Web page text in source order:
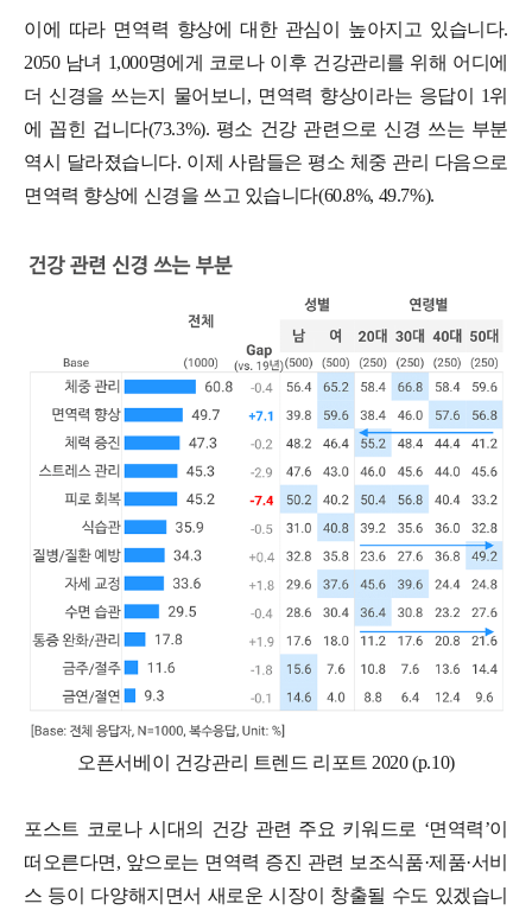
이에 따라 면역력 향상에 대한 관심이 높아지고 있습니다.
2050 남녀 1,000명에게 코로나 이후 건강관리를 위해 어디에
더 신경을 쓰는지 물어보니, 면역력 향상이라는 응답이 1위
에 꼽힌 겁니다(73.3%). 평소 건강 관련으로 신경 쓰는 부분
역시 달라졌습니다. 이제 사람들은 평소 체중 관리 다음으로
면역력 향상에 신경을 쓰고 있습니다(60.8%, 49.7%).
오픈서베이 건강관리 트렌드 리포트 2020 (p.10)
포스트 코로나 시대의 건강 관련 주요 키워드로 ‘면역력’이
떠오른다면, 앞으로는 면역력 증진 관련 보조식품·제품·서비
스 등이 다양해지면서 새로운 시장이 창출될 수도 있겠습니